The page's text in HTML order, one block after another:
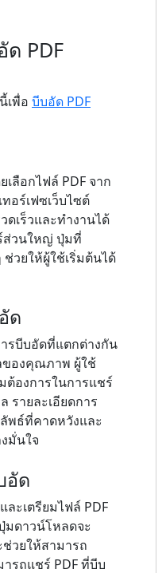
PDF
เพื่อ บีบอัด PDF
ลือกไฟล์ PDF จาก
อร์เฟซเว็บไซต์
ดเร็วและทำงานได้
ส่วนใหญ่ ปุ่มที่
วยให้ผู้ใช้เริ่มต้นได้
ด
รบีบอัดที่แตกต่างกัน
องคุณภาพ ผู้ใช้
ต้องการในการแชร์
รายละเอียดการ
พธ์ที่คาดหวังและ
มั่นใจ
อัด
ะเตรียมไฟล์ PDF
มดาวน์โหลดจะ
วยให้สามารถ
รถแชร์ PDF ที่บีบ